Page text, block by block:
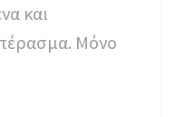
και
Μόνο